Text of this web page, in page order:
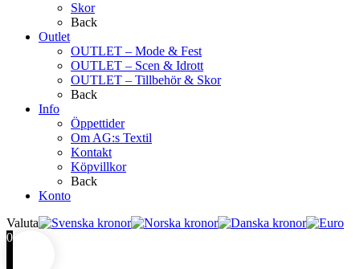
Skor
Back
Outlet
OUTLET – Mode & Fest
OUTLET – Scen & Idrott
OUTLET – Tillbehör & Skor
Back
Info
Öppettider
Om AG:s Textil
Kontakt
Köpvillkor
Back
Konto
Valuta
0